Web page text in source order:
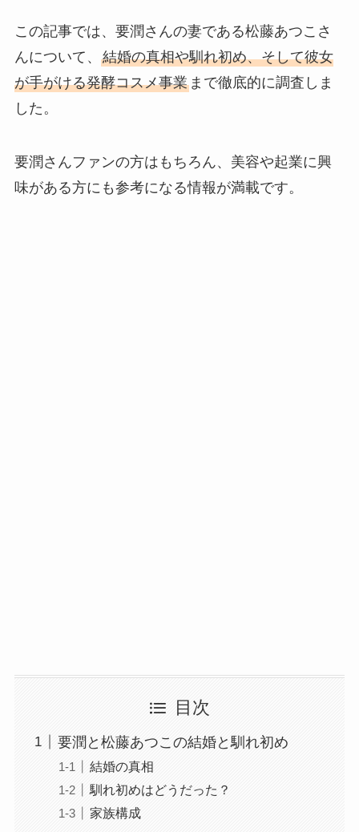
この記事では、要潤さんの妻である松藤あつこさ
んについて、 結婚の真相や馴れ初め、そして彼女
が手がける発酵コスメ事業まで徹底的に調査しま
した。
要潤さんファンの方はもちろん、美容や起業に興
味がある方にも参考になる情報が満載です。
目次
要潤と松藤あつこの結婚と馴れ初め
結婚の真相
馴れ初めはどうだった？
家族構成